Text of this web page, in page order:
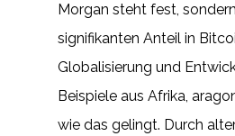
Morgan steht fest,
signifikanten Anteil in
Globalisierung und
Beispiele aus Afrika,
wie das gelingt. Durch